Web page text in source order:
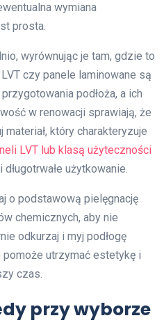
wymiana
prosta.
wyrównując je tam, gdzie to
czy panele laminowane są
podłoża, a ich
w renowacji sprawiają, że
który charakteryzuje
LVT lub klasą użyteczności
użytkowanie.
o podstawową pielęgnację
chemicznych, aby nie
odkurzaj i myj podłogę
utrzymać estetykę i
czas.
przy wyborze